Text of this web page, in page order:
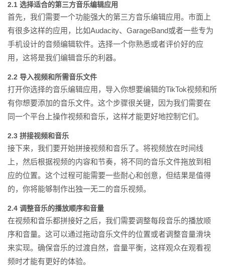
2.1 选择适合的第三方音乐编辑应用
首先，我们需要一个功能强大的第三方音乐编辑应用。市面上
有很多这样的应用，比如Audacity、GarageBand或者一些专为
手机设计的音频编辑软件。选择一个你熟悉或者评价好的应
用，这将是我们编辑音乐的利器。
2.2 导入视频和所需音乐文件
打开你选择的音乐编辑应用，导入你想要编辑的TikTok视频和所
有你想要添加的音乐文件。这个步骤很关键，因为我们需要在
同一个平台上操作视频和音乐，这样才能更好地控制它们。
2.3 拼接视频和音乐
接下来，我们要开始拼接视频和音乐了。将视频放在时间线
上，然后根据视频的内容和节奏，将不同的音乐文件拖放到相
应的位置。这个过程可能需要一些耐心和创意，但结果是值得
的，你将能够制作出独一无二的音乐视频。
2.4 调整音乐的播放顺序和音量
在视频和音乐都拼接好之后，我们需要调整每段音乐的播放顺
序和音量。这可以通过拖动音乐文件的位置或者调整音量滑块
来实现。确保音乐的过渡自然，音量平衡，这样观众在观看视
频时才能有更好的体验。